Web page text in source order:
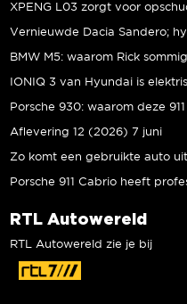
IONIQ 3 van Hyundai is
Aflevering 12 (2026) 7 juni
RTL Autowereld
RTL Autowereld zie je bij